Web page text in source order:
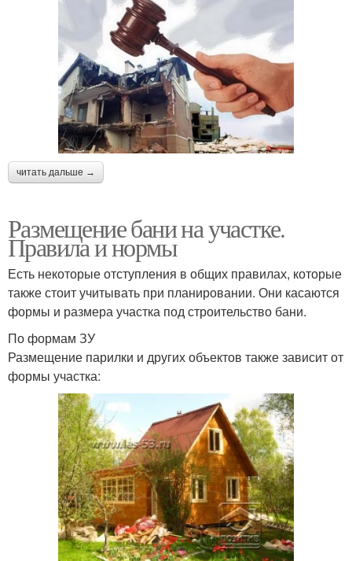
читать дальше →
Размещение бани на участке.
Правила и нормы
Есть некоторые отступления в общих правилах, которые
также стоит учитывать при планировании. Они касаются
формы и размера участка под строительство бани.
По формам ЗУ
Размещение парилки и других объектов также зависит от
формы участка: